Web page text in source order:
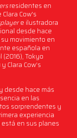
residentes en
Cow's
e ilustradora
desde hace
movimiento en
española en
Tokyo
Clara Cow’s
desde hace más
en las
sorprendentes y
experiencia
en sus planes